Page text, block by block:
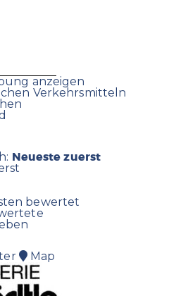
anzeigen
Verkehrsmitteln
Neueste zuerst
bewertet
Map